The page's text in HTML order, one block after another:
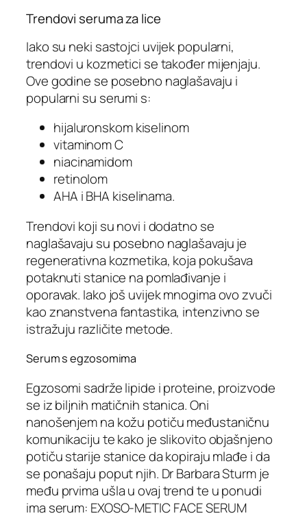
Trendovi seruma za lice
Iako su neki sastojci uvijek popularni,
trendovi u kozmetici se također mijenjaju.
Ove godine se posebno naglašavaju i
popularni su serumi s:
hijaluronskom kiselinom
vitaminom C
niacinamidom
retinolom
AHA i BHA kiselinama.
Trendovi koji su novi i dodatno se
naglašavaju su posebno naglašavaju je
regenerativna kozmetika, koja pokušava
potaknuti stanice na pomlađivanje i
oporavak. Iako još uvijek mnogima ovo zvuči
kao znanstvena fantastika, intenzivno se
istražuju različite metode.
Serum s egzosomima
Egzosomi sadrže lipide i proteine, proizvode
se iz biljnih matičnih stanica. Oni
nanošenjem na kožu potiču međustaničnu
komunikaciju te kako je slikovito objašnjeno
potiču starije stanice da kopiraju mlađe i da
se ponašaju poput njih. Dr Barbara Sturm je
među prvima ušla u ovaj trend te u ponudi
ima serum: EXOSO-METIC FACE SERUM